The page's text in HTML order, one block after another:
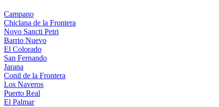
Campano
Chiclana de la Frontera
Novo Sancti Petri
Barrio Nuevo
El Colorado
San Fernando
Jarana
Conil de la Frontera
Los Naveros
Puerto Real
El Palmar